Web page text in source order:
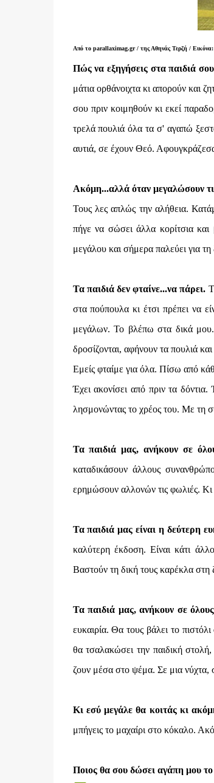
Από το parallaximag.gr / της Αθηνάς Τερζή / Εικόνα:
Πώς να εξηγήσεις στα παιδιά
μάτια ορθάνοιχτα κι απορούν και
σου πριν κοιμηθούν κι εκεί
τρελά πουλιά όλα τα σ' αγαπώ
αυτιά, σε έχουν Θεό.
Ακόμη...αλλά όταν μεγαλώσουν τι
Τους λες απλώς την αλήθεια.
πήγε να σώσει άλλα κορίτσια και
μεγάλου και σήμερα παλεύει για
Τα παιδιά δεν φταίνε...να πάρει.
στα πούπουλα κι έτσι πρέπει να
μεγάλων. Το βλέπω στα δικά μου.
δροσίζονται, αφήνουν τα πουλιά
Εμείς φταίμε για όλα. Πίσω από
Έχει ακονίσει από πριν τα
λησμονώντας το χρέος του. Με τη
Τα παιδιά μας, ανήκουν σε
καταδικάσουν άλλους
ερημώσουν αλλονών τις φωλιές.
Τα παιδιά μας είναι η δεύτερη
καλύτερη έκδοση. Είναι κάτι
Βαστούν τη δική τους καρέκλα στη
Τα παιδιά μας, ανήκουν σε
ευκαιρία. Θα τους βάλει το
θα τσαλακώσει την παιδική
ζουν μέσα στο ψέμα. Σε μια νύχτα,
Κι εσύ μεγάλε θα κοιτάς κι
μπήγεις το μαχαίρι στο κόκαλο.
Ποιος θα σου δώσει αγάπη μου το